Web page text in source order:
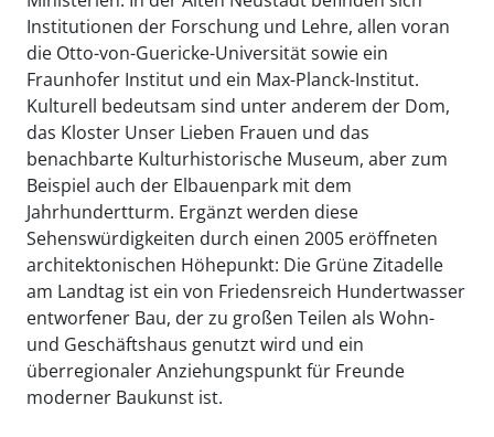
Institutionen der Forschung und Lehre, allen voran
die Otto-von-Guericke-Universität sowie ein
Fraunhofer Institut und ein Max-Planck-Institut.
Kulturell bedeutsam sind unter anderem der Dom,
das Kloster Unser Lieben Frauen und das
benachbarte Kulturhistorische Museum, aber zum
Beispiel auch der Elbauenpark mit dem
Jahrhundertturm. Ergänzt werden diese
Sehenswürdigkeiten durch einen 2005 eröffneten
architektonischen Höhepunkt: Die Grüne Zitadelle
am Landtag ist ein von Friedensreich Hundertwasser
entworfener Bau, der zu großen Teilen als Wohn-
und Geschäftshaus genutzt wird und ein
überregionaler Anziehungspunkt für Freunde
moderner Baukunst ist.